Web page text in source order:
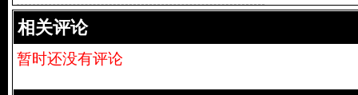
品的手段
相关评论
暂时还没有评论